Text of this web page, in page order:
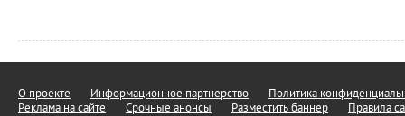
О проекте Информационное партнерство
Политика
Реклама на сайте
Срочные анонсы Разместить баннер Правила